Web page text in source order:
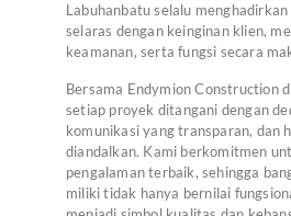
Labuhanbatu selalu
selaras dengan keinginan klien,
keamanan, serta fungsi secara
Bersama Endymion Construction
setiap proyek ditangani dengan
komunikasi yang transparan, dan
diandalkan. Kami berkomitmen
pengalaman terbaik, sehingga
miliki tidak hanya bernilai